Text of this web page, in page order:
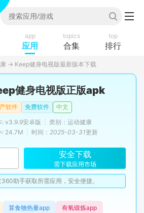
app
应用
topics
合集
top
排行
→ Keep健身电视版最新版本下载
健身电视版正版apk
软件 免费软件
中文
: v3.9.9安卓版
类别：运动健康
: 24.7M
时间： 2025-03-31更新
安全下载
需下载应用市场
助手获取所需应用，安全便捷。
算食物热量app 有氧锻炼app